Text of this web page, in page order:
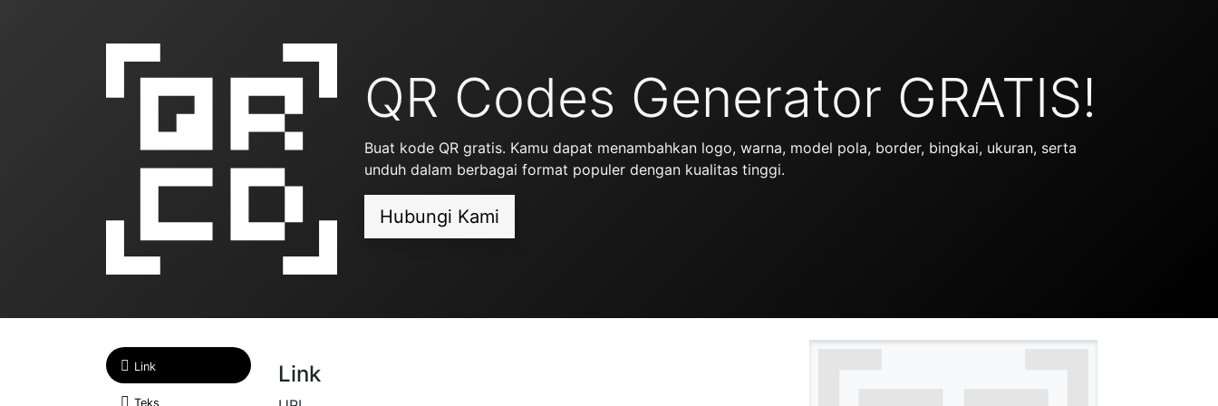
QR Codes Generator GRATIS!
Buat kode QR gratis. Kamu dapat menambahkan logo, warna, model pola, border, bingkai, ukuran, serta
unduh dalam berbagai format populer dengan kualitas tinggi.
Hubungi Kami
Link
Teks
Link